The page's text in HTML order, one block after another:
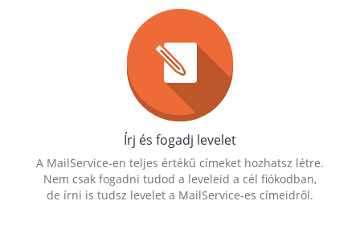
Írj és fogadj levelet
A MailService-en teljes értékű címeket hozhatsz létre.
Nem csak fogadni tudod a leveleid a cél fiókodban,
de írni is tudsz levelet a MailService-es címeidről.